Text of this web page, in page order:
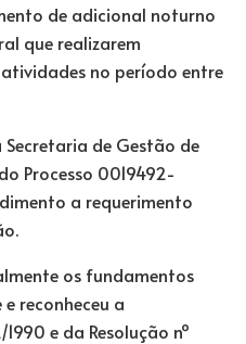
de adicional noturno
que realizarem
no período entre
de Gestão de
Processo 0019492-
a requerimento
os fundamentos
reconheceu a
e da Resolução nº